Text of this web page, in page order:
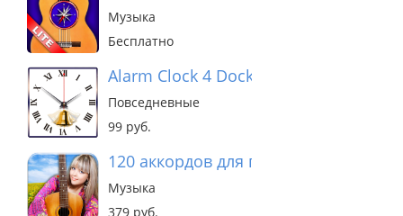
Музыка
Бесплатно
Alarm Clock 4 Dock
Повседневные
99 руб.
120 аккордов для гитары
Музыка
379 руб.